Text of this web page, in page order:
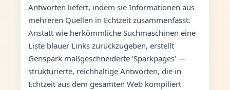
Antworten liefert, indem sie Informationen aus
mehreren Quellen in Echtzeit zusammenfasst.
Anstatt wie herkömmliche Suchmaschinen eine
Liste blauer Links zurückzugeben, erstellt
Genspark maßgeschneiderte 'Sparkpages' —
strukturierte, reichhaltige Antworten, die in
Echtzeit aus dem gesamten Web kompiliert